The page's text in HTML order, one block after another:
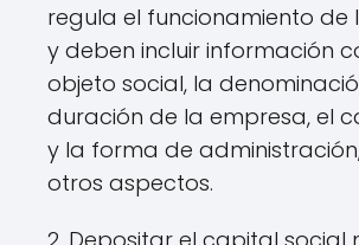
regula el funcionamiento de
y deben incluir información
objeto social, la
duración de la empresa, el
y la forma de
otros aspectos.